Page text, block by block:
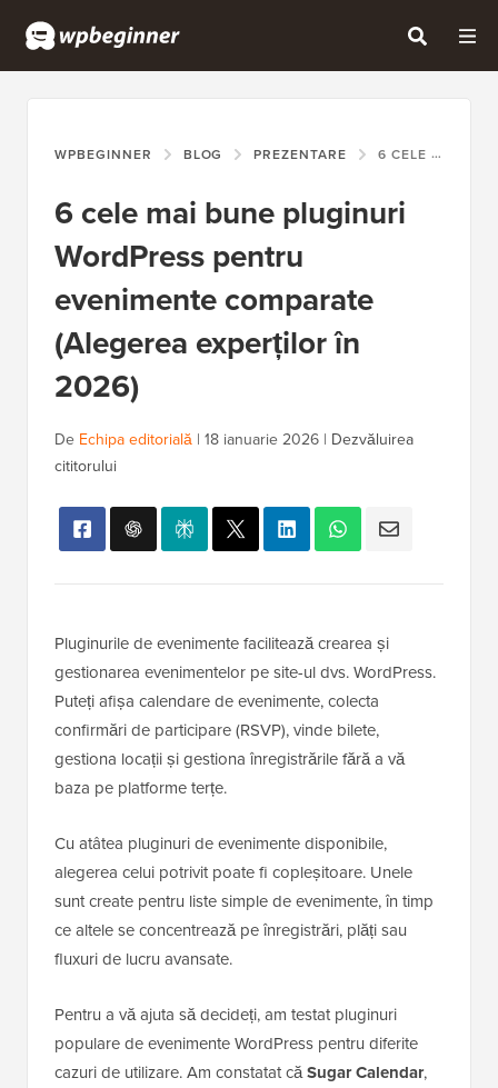
WPBEGINNER BLOG PREZENTARE 6 CELE MAI BUNE PLUGINURI WORDPRESS PENTRU EVENIMENTE COMPARATE (ALEGEREA EXPERȚILOR ÎN 2026)
6 cele mai bune pluginuri
WordPress pentru
evenimente comparate
(Alegerea experților în
2026)
De Echipa editorială | 18 ianuarie 2026 | Dezvăluirea
cititorului
Pluginurile de evenimente facilitează crearea și
gestionarea evenimentelor pe site-ul dvs. WordPress.
Puteți afișa calendare de evenimente, colecta
confirmări de participare (RSVP), vinde bilete,
gestiona locații și gestiona înregistrările fără a vă
baza pe platforme terțe.
Cu atâtea pluginuri de evenimente disponibile,
alegerea celui potrivit poate fi copleșitoare. Unele
sunt create pentru liste simple de evenimente, în timp
ce altele se concentrează pe înregistrări, plăți sau
fluxuri de lucru avansate.
Pentru a vă ajuta să decideți, am testat pluginuri
populare de evenimente WordPress pentru diferite
cazuri de utilizare. Am constatat căSugar Calendar,